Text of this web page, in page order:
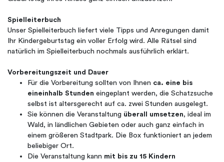
Spielleiterbuch
Unser Spielleiterbuch liefert viele Tipps und Anregungen damit
Ihr Kindergeburtstag ein voller Erfolg wird. Alle Rätsel sind
natürlich im Spielleiterbuch nochmals ausführlich erklärt.
Vorbereitungszeit und Dauer
Für die Vorbereitung sollten von Ihnen ca. eine bis
eineinhalb Stunden eingeplant werden, die Schatzsuche
selbst ist altersgerecht auf ca. zwei Stunden ausgelegt.
Sie können die Veranstaltung überall umsetzen, ideal im
Wald, in ländlichen Gebieten oder auch ganz einfach in
einem größeren Stadtpark. Die Box funktioniert an jedem
beliebiger Ort.
Die Veranstaltung kann mit bis zu 15 Kindern